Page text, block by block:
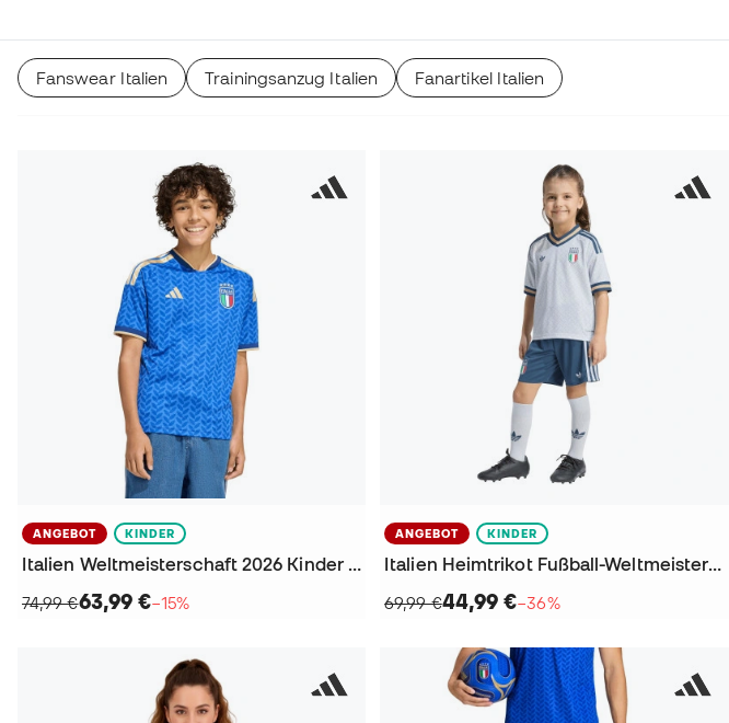
Fanswear Italien Trainingsanzug Italien Fanartikel Italien
ANGEBOT KINDER
Italien Weltmeisterschaft 2026 Kinder Heim Trikot
74,99 €63,99 €−15%
ANGEBOT KINDER
Italien Heimtrikot Fußball-Weltmeisterschaft 2026 Kinder Trikot
69,99 €44,99 €−36%